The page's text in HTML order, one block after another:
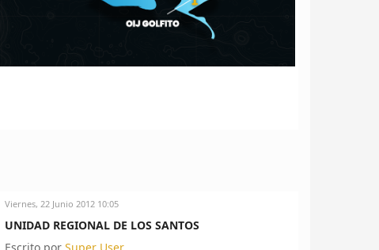
Viernes, 22 Junio 2012 10:05
UNIDAD REGIONAL DE LOS SANTOS